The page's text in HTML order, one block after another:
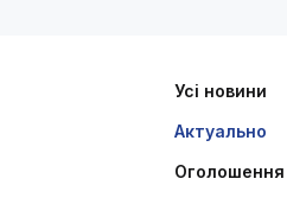
Усі новини
Актуально
Оголошення